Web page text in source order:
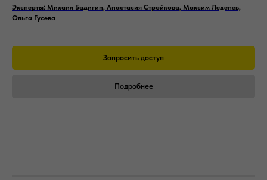
Эксперты: Михаил Бадигин, Анастасия Стройкова, Максим Леденев,
Ольга Гусева
Запросить доступ
Подробнее